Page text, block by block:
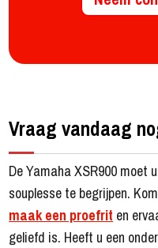
Vraag vandaag
De Yamaha XSR900 moet
souplesse te begrijpen.
maak een proefrit en
geliefd is. Heeft u een